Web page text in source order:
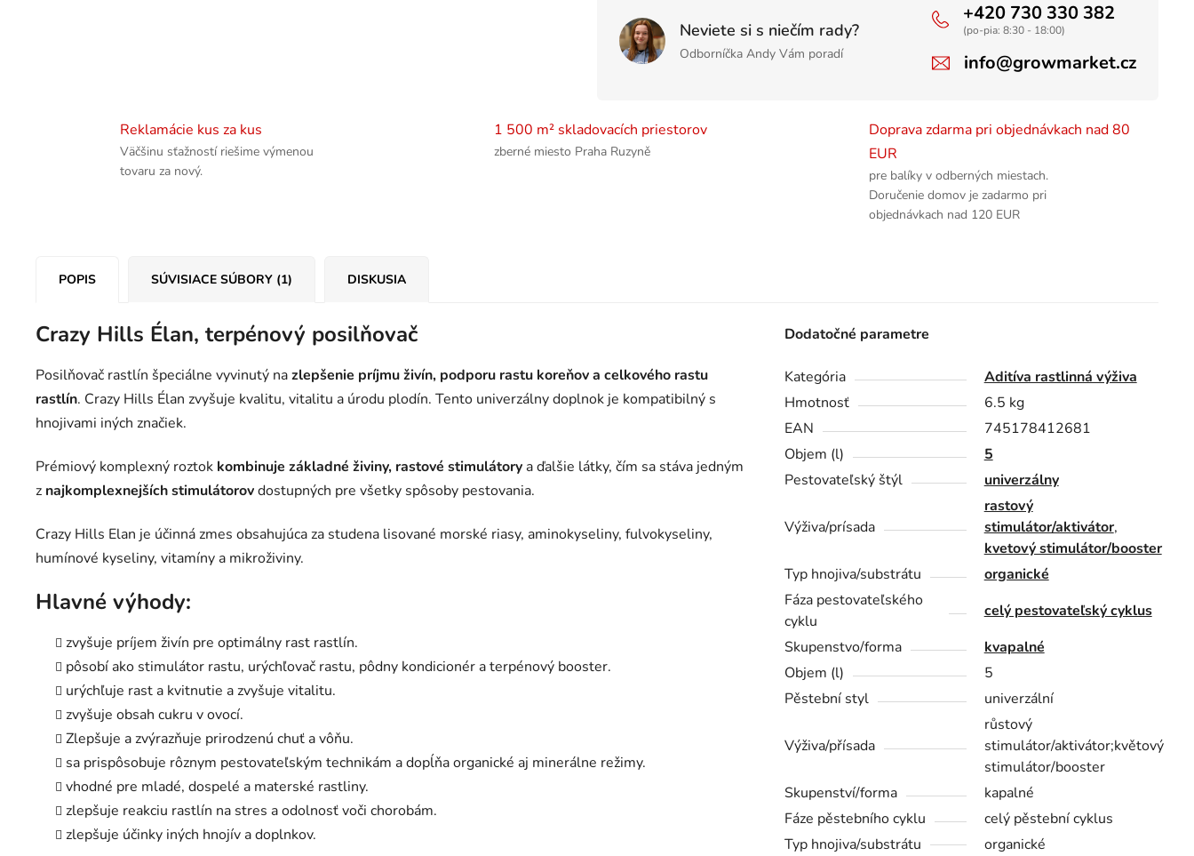
Neviete si s niečím rady?
Odborníčka Andy Vám poradí
+420 730 330 382
(po-pia: 8:30 - 18:00)
info@growmarket.cz
Reklamácie kus za kus
Väčšinu sťažností riešime výmenou
tovaru za nový.
1 500 m² skladovacích priestorov
zberné miesto Praha Ruzyně
Doprava zdarma pri objednávkach nad 80
EUR
pre balíky v odberných miestach.
Doručenie domov je zadarmo pri
objednávkach nad 120 EUR
POPIS SÚVISIACE SÚBORY (1) DISKUSIA
Crazy Hills Élan, terpénový posilňovač
Posilňovač rastlín špeciálne vyvinutý nazlepšenie príjmu živín, podporu rastu koreňov a celkového rastu
rastlín. Crazy Hills Élan zvyšuje kvalitu, vitalitu a úrodu plodín. Tento univerzálny doplnok je kompatibilný s
hnojivami iných značiek.
Prémiový komplexný roztok kombinuje základné živiny, rastové stimulátory a ďalšie látky, čím sa stáva jedným
z najkomplexnejších stimulátorovdostupných pre všetky spôsoby pestovania.
Crazy Hills Elan je účinná zmes obsahujúca za studena lisované morské riasy, aminokyseliny, fulvokyseliny,
humínové kyseliny, vitamíny a mikroživiny.
Hlavné výhody:
zvyšuje príjem živín pre optimálny rast rastlín.
pôsobí ako stimulátor rastu, urýchľovač rastu, pôdny kondicionér a terpénový booster.
urýchľuje rast a kvitnutie a zvyšuje vitalitu.
zvyšuje obsah cukru v ovocí.
Zlepšuje a zvýrazňuje prirodzenú chuť a vôňu.
sa prispôsobuje rôznym pestovateľským technikám a dopĺňa organické aj minerálne režimy.
vhodné pre mladé, dospelé a materské rastliny.
zlepšuje reakciu rastlín na stres a odolnosť voči chorobám.
zlepšuje účinky iných hnojív a doplnkov.
Dodatočné parametre
Kategória
Aditíva rastlinná výživa
Hmotnosť
6.5 kg
EAN
745178412681
Objem (l)
5
Pestovateľský štýl
univerzálny
Výživa/prísada
rastový
stimulátor/aktivátor,
kvetový stimulátor/booster
Typ hnojiva/substrátu
organické
Fáza pestovateľského
cyklu
celý pestovateľský cyklus
Skupenstvo/forma
kvapalné
Objem (l)
5
Pěstební styl
univerzální
Výživa/přísada
růstový
stimulátor/aktivátor;květový
stimulátor/booster
Skupenství/forma
kapalné
Fáze pěstebního cyklu
celý pěstební cyklus
Typ hnojiva/substrátu
organické